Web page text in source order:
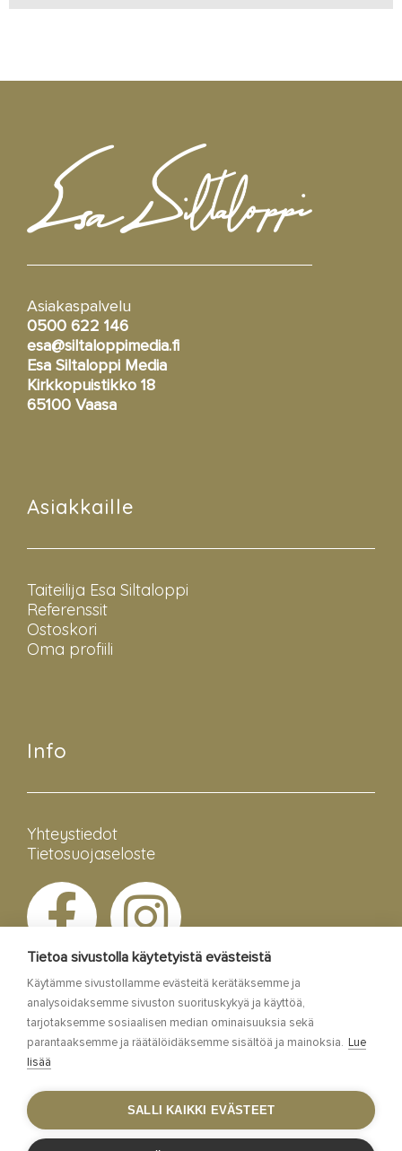
Asiakaspalvelu
0500 622 146
esa@siltaloppimedia.fi
Esa Siltaloppi Media
Kirkkopuistikko 18
65100 Vaasa
Asiakkaille
Taiteilija Esa Siltaloppi
Referenssit
Ostoskori
Oma profiili
Info
Yhteystiedot
Tietosuojaseloste
Esa Siltaloppi Media
Site byWebAula
Tietoa sivustolla käytetyistä evästeistä
Käytämme sivustollamme evästeitä kerätäksemme ja
analysoidaksemme sivuston suorituskykyä ja käyttöä,
tarjotaksemme sosiaalisen median ominaisuuksia sekä
parantaaksemme ja räätälöidäksemme sisältöä ja mainoksia.
Lue
lisää
SALLI KAIKKI EVÄSTEET